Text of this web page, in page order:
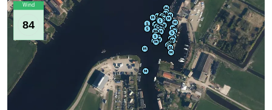
Wind
84